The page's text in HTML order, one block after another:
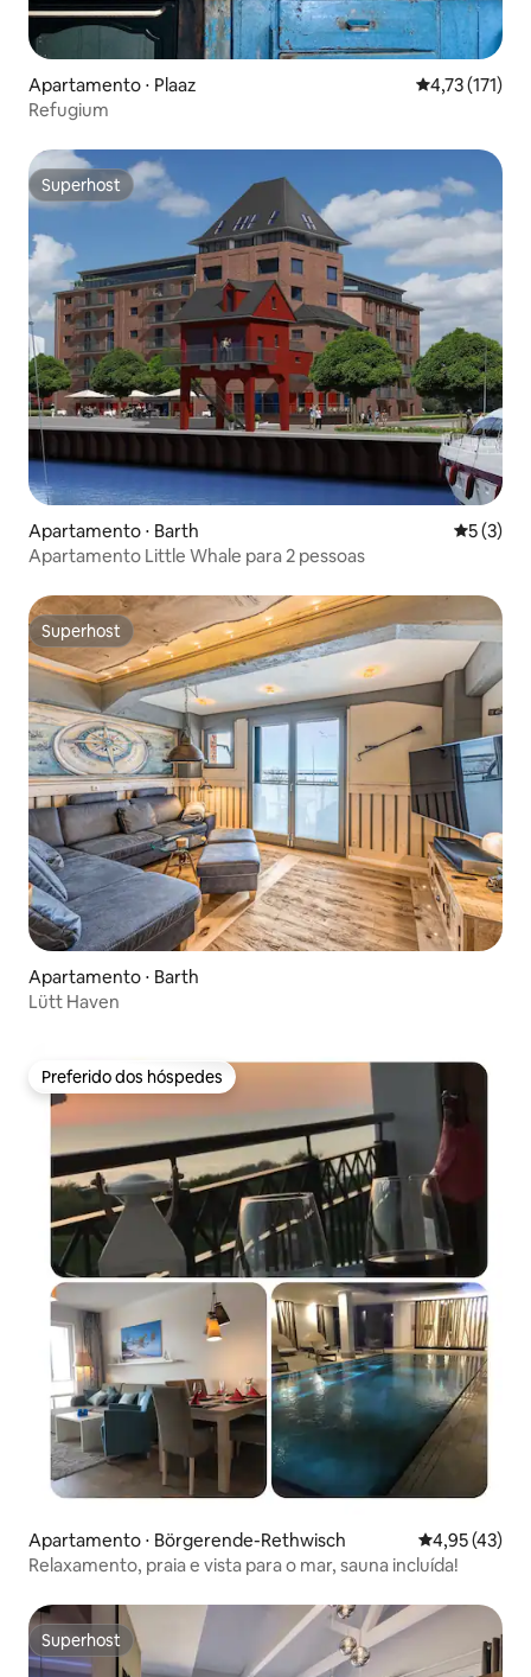
Apartamento ⋅ Plaaz 4,73 de uma
4,73 (171)
Refugium
Superhost
Superhost
Apartamento ⋅ Barth 5 de
5 (3)
Apartamento Little Whale para 2 pessoas
Superhost
Superhost
Apartamento ⋅ Barth
Lütt Haven
Preferido dos hóspedes
Preferido dos hóspedes
Apartamento ⋅ Börgerende-Rethwisch 4,95 de uma
4,95 (43)
Relaxamento, praia e vista para o mar, sauna incluída!
Superhost
Superhost